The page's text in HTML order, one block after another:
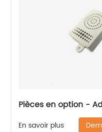
Pièces en option -
En savoir plus